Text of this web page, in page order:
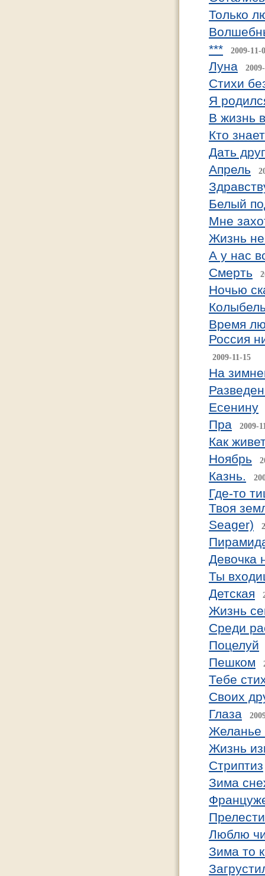
Только
***
2009-11-
Луна
Стихи
Я
В жизнь
Кто
Дать
Апрель
Белый
Мне
Жизнь
А у нас
Смерть
Ночью
Время
Россия
2009-11-15
На
Есенину
Пра
2009-
Как
Ноябрь
Казнь.
Где-то
Твоя
Seager)
Девочка
Ты
Детская
Жизнь
Cреди
Поцелуй
Пешком
Тебе
Cвоих
Глаза
Желанье
Жизнь
Стриптиз
Зима
Люблю
Зима то